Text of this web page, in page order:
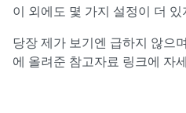
이 외에도 몇 가지 설정이 더 있
당장 제가 보기엔 급하지 않으
에 올려준 참고자료 링크에 자